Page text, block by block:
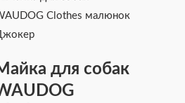
для собак
цін:
до
товар
варіантів.